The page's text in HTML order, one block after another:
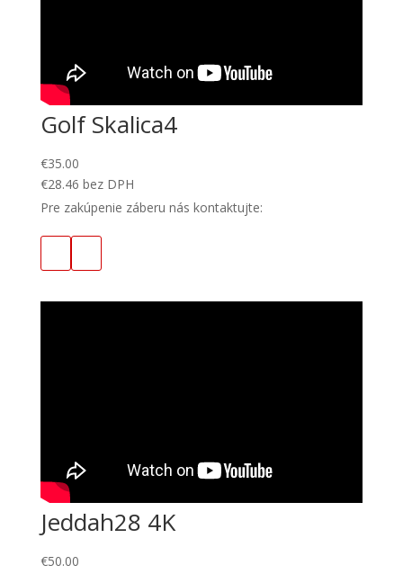
Golf Skalica4
€35.00
€28.46 bez DPH
Pre zakúpenie záberu nás kontaktujte:
Jeddah28 4K
€50.00